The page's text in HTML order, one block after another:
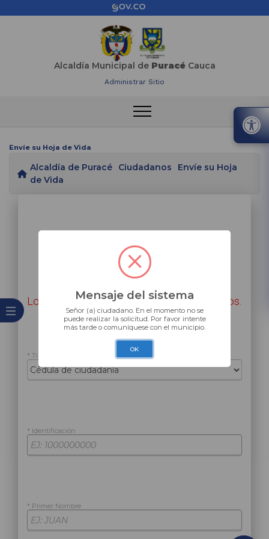
Alcaldía Municipal de Puracé Cauca
Administrar Sitio
Envíe su Hoja de Vida
Alcaldía de Puracé Ciudadanos
Envíe su Hoja
de Vida
​SOLICITUD TRÁMITE.
Los campos marcados con * son requeridos.
* Tipo de Documento (NUIP)
* Identificación
* Primer Nombre
Mensaje del sistema
Señor (a) ciudadano. En el momento no se
puede realizar la solicitud. Por favor intente
más tarde o comuníquese con el municipio.
OK